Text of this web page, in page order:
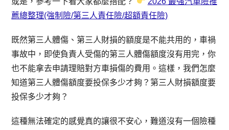
薦總整理(強制險/第三人責任險/超額責任險)
既然第三人體傷、第三人財損的額度是不能共用的，車禍
事故中，即使負責人受傷的第三人體傷額度沒有用完，你
也不能拿去申請理賠對方車損傷的費用。這樣，我們怎麼
知道第三人體傷額度要投保多少才夠？第三人財損額度要
投保多少才夠？
這種無法確定的感覺真的讓很不安心，難道沒有一個險種